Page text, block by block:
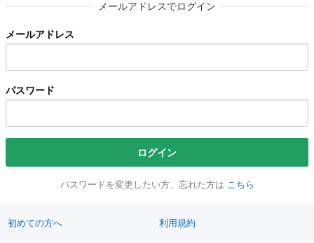
メールアドレスでログイン
メールアドレス
パスワード
ログイン
パスワードを変更したい方、忘れた方は こちら
初めての方へ 利用規約